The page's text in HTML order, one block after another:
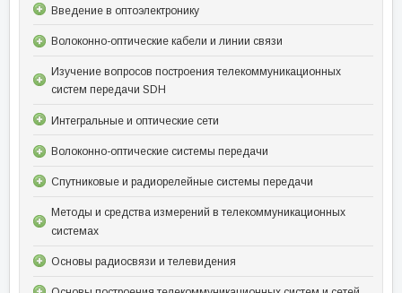
Введение в оптоэлектронику
Волоконно-оптические кабели и линии связи
Изучение вопросов построения телекоммуникационных
систем передачи SDH
Интегральные и оптические сети
Волоконно-оптические системы передачи
Спутниковые и радиорелейные системы передачи
Методы и средства измерений в телекоммуникационных
системах
Основы радиосвязи и телевидения